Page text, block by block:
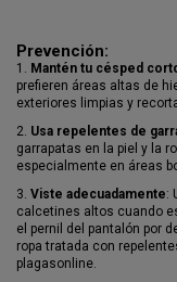
Prevención:
1. Mantén tu césped
prefieren áreas altas de
exteriores limpias y
2. Usa repelentes de
garrapatas en la piel y la
especialmente en áreas
3. Viste adecuadamente:
calcetines altos cuando
el pernil del pantalón por
ropa tratada con
plagasonline.